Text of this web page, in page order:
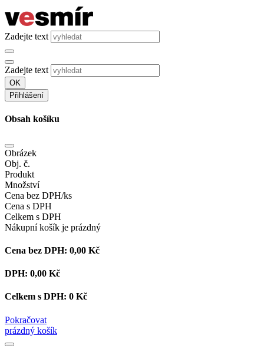
Zadejte text
Zadejte text
OK
Přihlášení
Obsah košíku
Obrázek
Obj. č.
Produkt
Množství
Cena bez DPH/ks
Cena s DPH
Celkem s DPH
Nákupní košík je prázdný
Cena bez DPH: 0,00 Kč
DPH: 0,00 Kč
Celkem s DPH: 0 Kč
Pokračovat
prázdný košík